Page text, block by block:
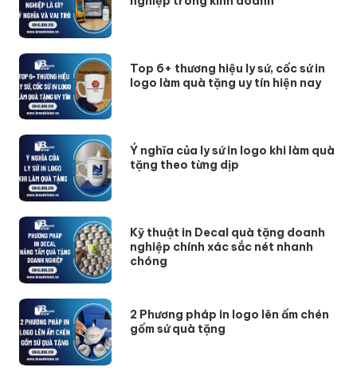
Top 6+ thương hiệu ly sứ, cốc sứ in
logo làm quà tặng uy tín hiện nay
Ý nghĩa của ly sứ in logo khi làm quà
tặng theo từng dịp
Kỹ thuật in Decal quà tặng doanh
nghiệp chính xác sắc nét nhanh
chóng
2 Phương pháp in logo lên ấm chén
gốm sứ quà tặng